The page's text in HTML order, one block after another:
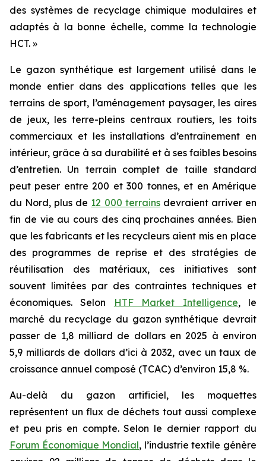
des systèmes de recyclage chimique modulaires et
adaptés à la bonne échelle, comme la technologie
HCT. »
Le gazon synthétique est largement utilisé dans le
monde entier dans des applications telles que les
terrains de sport, l’aménagement paysager, les aires
de jeux, les terre-pleins centraux routiers, les toits
commerciaux et les installations d’entraînement en
intérieur, grâce à sa durabilité et à ses faibles besoins
d’entretien. Un terrain complet de taille standard
peut peser entre 200 et 300 tonnes, et en Amérique
du Nord, plus de 12 000 terrainsdevraient arriver en
fin de vie au cours des cinq prochaines années. Bien
que les fabricants et les recycleurs aient mis en place
des programmes de reprise et des stratégies de
réutilisation des matériaux, ces initiatives sont
souvent limitées par des contraintes techniques et
économiques. Selon
HTF Market Intelligence, le
marché du recyclage du gazon synthétique devrait
passer de 1,8 milliard de dollars en 2025 à environ
5,9 milliards de dollars d’ici à 2032, avec un taux de
croissance annuel composé (TCAC) d’environ 15,8 %.
Au-delà du gazon artificiel, les moquettes
représentent un flux de déchets tout aussi complexe
et peu pris en compte. Selon le dernier rapport du
Forum Économique Mondial, l’industrie textile génère